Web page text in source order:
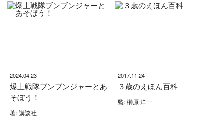
2024.04.23
爆上戦隊ブンブンジャーとあ
そぼう！
著: 講談社
2017.11.24
３歳のえほん百科
監: 榊原 洋一